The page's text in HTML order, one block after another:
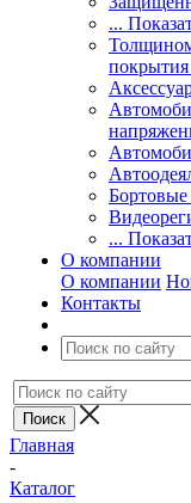
...
...
О компании
О компании
Контакты
Главная
-
Каталог